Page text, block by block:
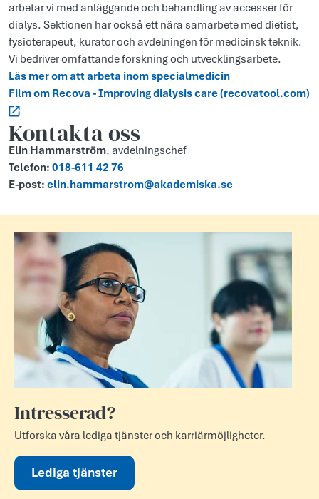
arbetar vi med anläggande och behandling av accesser för
dialys. Sektionen har också ett nära samarbete med dietist,
fysioterapeut, kurator och avdelningen för medicinsk teknik.
Vi bedriver omfattande forskning och utvecklingsarbete.
Läs mer om att arbeta inom specialmedicin
Film om Recova - Improving dialysis care (recovatool.com)
Kontakta oss
Elin Hammarström, avdelningschef
Telefon: 018-611 42 76
E-post: elin.hammarstrom@akademiska.se
Intresserad?
Utforska våra lediga tjänster och karriärmöjligheter.
Lediga tjänster